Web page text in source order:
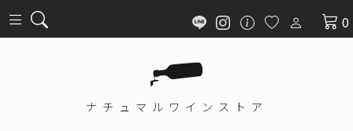
0
ナチュマル ワインストア